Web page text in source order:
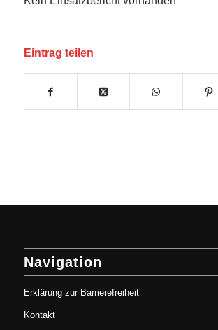
Eintrag teilen
Navigation
Erklärung zur Barrierefreiheit
Kontakt